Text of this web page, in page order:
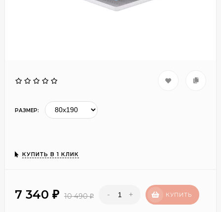
РАЗМЕР:
КУПИТЬ В 1 КЛИК
7 340 ₽ 10 490₽ - + КУПИТЬ